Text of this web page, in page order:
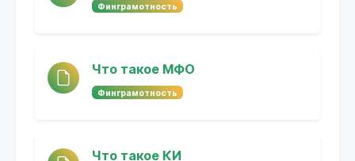
Финграмотность
Что такое МФО
Финграмотность
Что такое КИ